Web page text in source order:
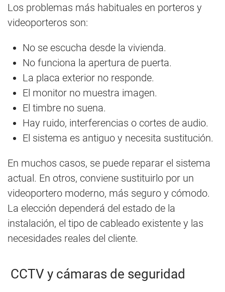
Los problemas más habituales en porteros y
videoporteros son:
No se escucha desde la vivienda.
No funciona la apertura de puerta.
La placa exterior no responde.
El monitor no muestra imagen.
El timbre no suena.
Hay ruido, interferencias o cortes de audio.
El sistema es antiguo y necesita sustitución.
En muchos casos, se puede reparar el sistema
actual. En otros, conviene sustituirlo por un
videoportero moderno, más seguro y cómodo.
La elección dependerá del estado de la
instalación, el tipo de cableado existente y las
necesidades reales del cliente.
CCTV y cámaras de seguridad